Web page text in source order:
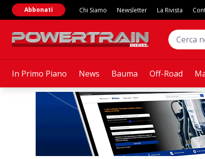
In Primo Piano News Bauma Off-Road
Abbonati Chi Siamo Newsletter La Rivista